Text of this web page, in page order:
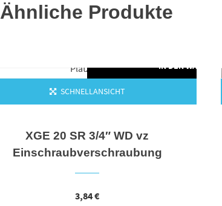
Ähnliche Produkte
IN DEN
SCHNELLANSICHT
XGE 20 SR 3/4″ WD vz
Einschraubverschraubung
3,84€